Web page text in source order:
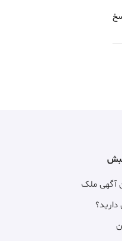
آگهی ملک